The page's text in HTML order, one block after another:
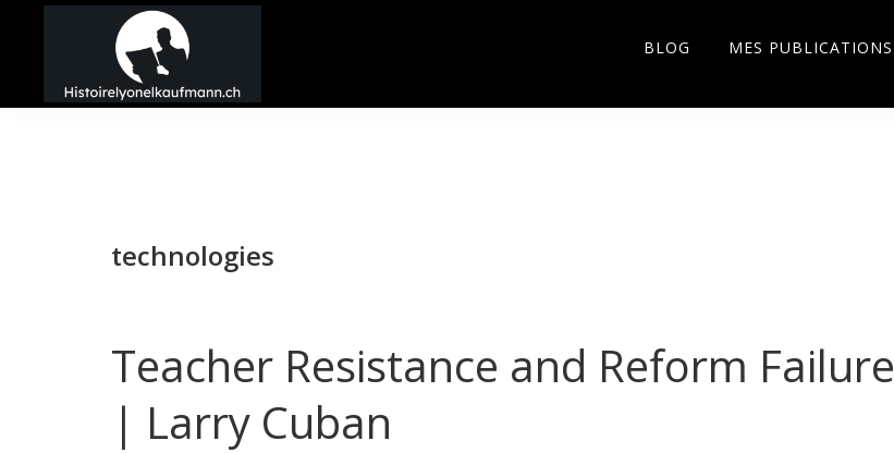
navigation
principal
barreHistoire
BLOG MES PUBLICATIONS
technologies
Teacher Resistance and Reform Failure
| Larry Cuban